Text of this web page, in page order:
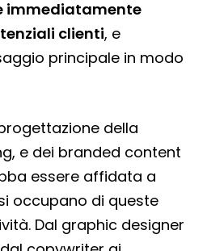
immediatamente
clienti, e
principale in modo
della
e dei branded content
essere affidata a
occupano di queste
Dal graphic designer